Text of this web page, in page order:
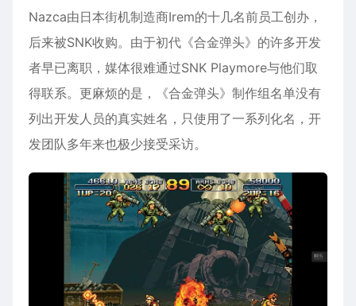
Nazca由日本街机制造商Irem的十几名前员工创办，
后来被SNK收购。由于初代《合金弹头》的许多开发
者早已离职，媒体很难通过SNK Playmore与他们取
得联系。更麻烦的是，《合金弹头》制作组名单没有
列出开发人员的真实姓名，只使用了一系列化名，开
发团队多年来也极少接受采访。